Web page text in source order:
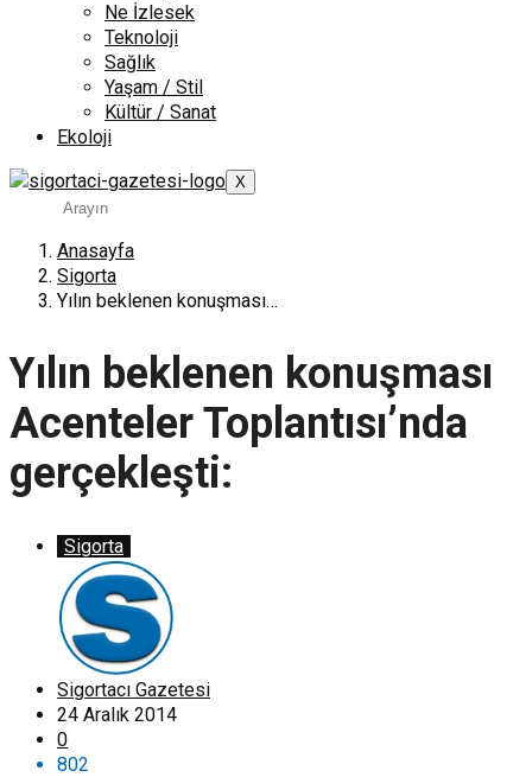
Ne İzlesek
Teknoloji
Sağlık
Yaşam / Stil
Kültür / Sanat
Ekoloji
X
Anasayfa
Sigorta
Yılın beklenen konuşması…
Yılın beklenen konuşması
Acenteler Toplantısı’nda
gerçekleşti:
Sigorta
Sigortacı Gazetesi
24 Aralık 2014
0
802